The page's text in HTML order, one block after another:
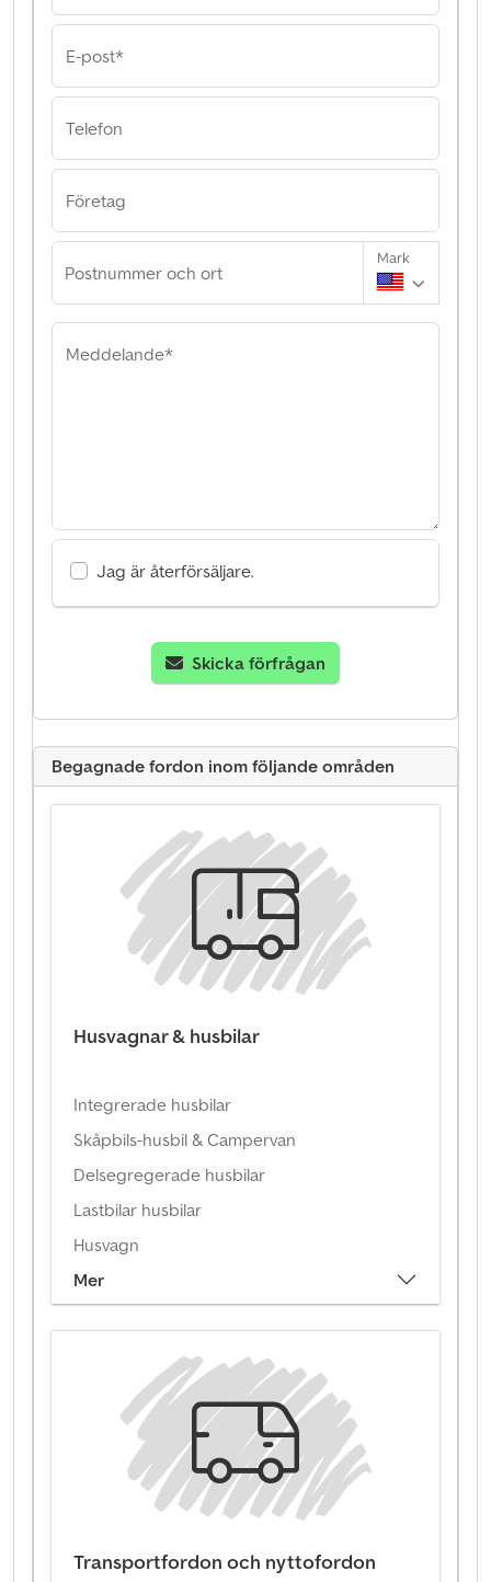
E-post*
Telefon
Företag
Postnummer och ort
Mark
Meddelande*
Jag är återförsäljare.
Skicka förfrågan
Begagnade fordon inom följande områden
Husvagnar & husbilar
Integrerade husbilar
Skåpbils-husbil & Campervan
Delsegregerade husbilar
Lastbilar husbilar
Husvagn
Mer
Transportfordon och nyttofordon